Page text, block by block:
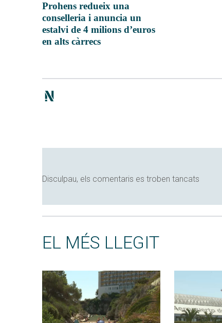
Prohens redueix una
conselleria i anuncia un
estalvi de 4 milions d’euros
en alts càrrecs
Disculpau, els comentaris es troben tancats
EL MÉS LLEGIT